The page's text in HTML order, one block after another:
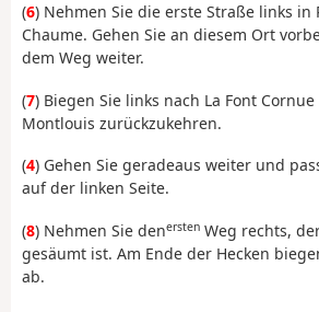
(6) Nehmen Sie die erste Straße links in
Chaume. Gehen Sie an diesem Ort
dem Weg weiter.
(7) Biegen Sie links nach La Font
Montlouis zurückzukehren.
(4) Gehen Sie geradeaus weiter und
auf der linken Seite.
(8) Nehmen Sie denersten Weg rechts,
gesäumt ist. Am Ende der Hecken
ab.